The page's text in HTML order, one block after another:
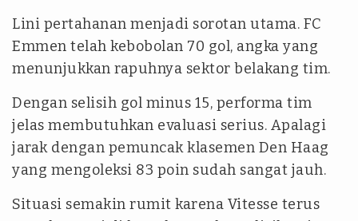
Lini pertahanan menjadi sorotan utama. FC
Emmen telah kebobolan 70 gol, angka yang
menunjukkan rapuhnya sektor belakang tim.
Dengan selisih gol minus 15, performa tim
jelas membutuhkan evaluasi serius. Apalagi
jarak dengan pemuncak klasemen Den Haag
yang mengoleksi 83 poin sudah sangat jauh.
Situasi semakin rumit karena Vitesse terus